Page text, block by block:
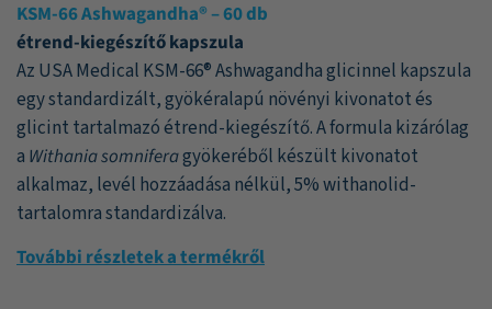
KSM-66 Ashwagandha® – 60 db
étrend-kiegészítő kapszula
Az USA Medical KSM-66® Ashwagandha glicinnel kapszula
egy standardizált, gyökéralapú növényi kivonatot és
glicint tartalmazó étrend-kiegészítő. A formula kizárólag
a Withania somniferagyökeréből készült kivonatot
alkalmaz, levél hozzáadása nélkül, 5% withanolid-
tartalomra standardizálva.
További részletek a termékről